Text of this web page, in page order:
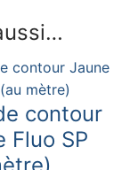
contour
Fluo SP